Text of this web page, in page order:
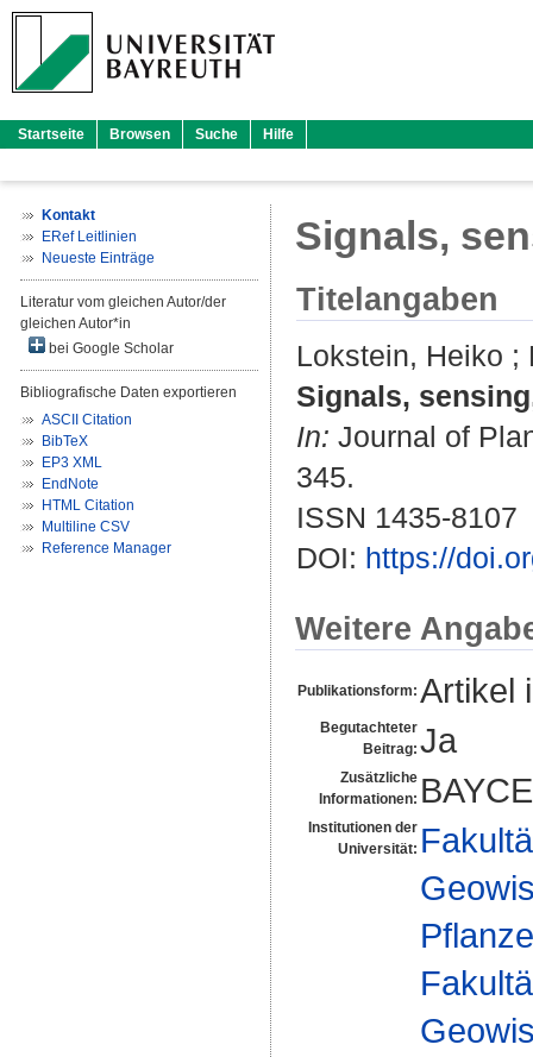
Startseite Browsen Suche Hilfe
Kontakt
ERef Leitlinien
Neueste Einträge
Literatur vom gleichen Autor/der
gleichen Autor*in
bei Google Scholar
Bibliografische Daten exportieren
ASCII Citation
BibTeX
EP3 XML
EndNote
HTML Citation
Multiline CSV
Reference Manager
Signals,
Titelangaben
Lokstein, Heiko ;
Signals,
In: Journal of
345.
ISSN 1435-8107
DOI: https://
Weitere
Publikationsform: Artikel
Begutachteter
Beitrag: Ja
Zusätzliche
Informationen:
Institutionen der
Universität: